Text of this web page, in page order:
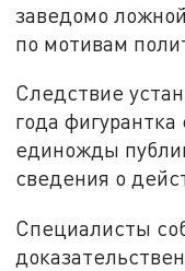
заведомо
по мотивам
Следствие
года
единожды
сведения о
Специалисты